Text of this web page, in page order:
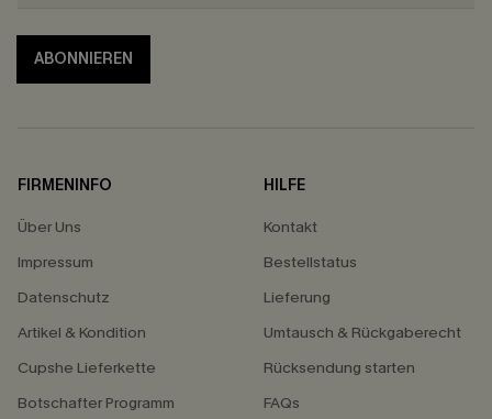
ABONNIEREN
FIRMENINFO
Über Uns
Impressum
Datenschutz
Artikel & Kondition
Cupshe Lieferkette
Botschafter Programm
HILFE
Kontakt
Bestellstatus
Lieferung
Umtausch & Rückgaberecht
Rücksendung starten
FAQs